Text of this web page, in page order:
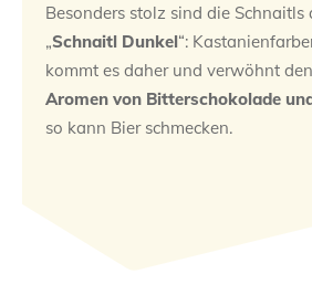
Besonders stolz sind die Schnaitls
„Schnaitl Dunkel“:
kommt es daher und verwöhnt
Aromen von Bitterschokolade
so kann Bier schmecken.